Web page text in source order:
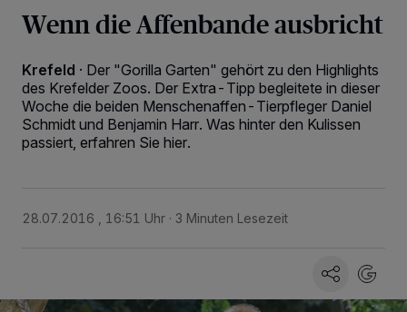
Wenn die Affenbande ausbricht
Krefeld · Der "Gorilla Garten" gehört zu den Highlights
des Krefelder Zoos. Der Extra-Tipp begleitete in dieser
Woche die beiden Menschenaffen-Tierpfleger Daniel
Schmidt und Benjamin Harr. Was hinter den Kulissen
passiert, erfahren Sie hier.
28.07.2016 , 16:51 Uhr 3 Minuten Lesezeit
Kennungen auf Ihrem Gerät zu. Durch Auswahl von OK aktivieren Sie
verarbeiten Daten, um Ihnen Dienste bereitzustellen“ aufgeführten